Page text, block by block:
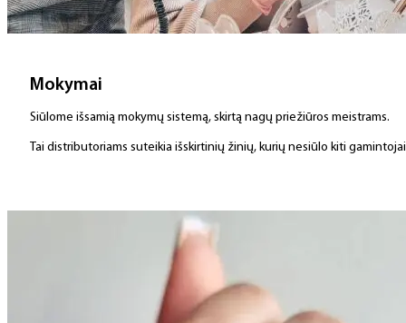
Mokymai
Siūlome išsamią mokymų sistemą, skirtą nagų priežiūros meistrams.
Tai distributoriams suteikia išskirtinių žinių, kurių nesiūlo kiti